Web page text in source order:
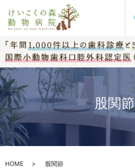
股関節
HOME 股関節